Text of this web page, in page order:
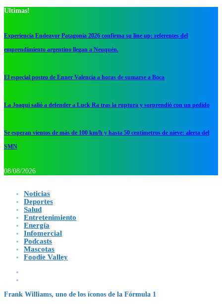
Ultimas!
Experiencia Endeavor Patagonia 2026 confirma su line up: referentes del
emprendimiento argentino llegan a Neuquén.
El especial posteo de Enner Valencia a horas de sumarse a Boca
La Joaqui salió a defender a Luck Ra tras la ruptura y sorprendió con un pedido
Se esperan vientos de más de 100 km/h y hasta 50 centímetros de nieve: alerta del
SMN
08/08/2026
Noticias
Deportes
Salud
Entretenimiento
Energía
Infomercial
Podcasts
Mascotas
Foodie Valley
Frank Williams, uno de los íconos de la Fórmula 1